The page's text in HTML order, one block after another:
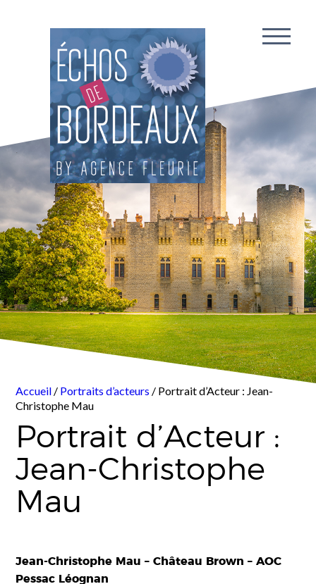
Accueil / Portraits d’acteurs / Portrait d’Acteur : Jean-
Christophe Mau
Portrait d’Acteur :
Jean-Christophe
Mau
Jean-Christophe Mau – Château Brown – AOC
Pessac Léognan